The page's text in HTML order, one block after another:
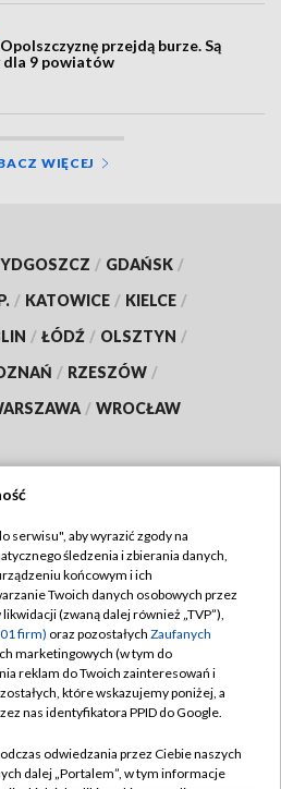
przejdą burze. Są
9 powiatów
WIĘCEJ
/ GDAŃSK /
/ KATOWICE / KIELCE /
/ ŁÓDŹ / OLSZTYN /
/ RZESZÓW /
/ WROCŁAW
TVP
TVP
prywatności
Moje zgody
Pomoc
Kontakt
serwisu", aby wyrazić zgody na
śledzenia i zbierania danych,
końcowym i ich
Twoich danych osobowych przez
(zwaną dalej również „TVP”),
firm) oraz pozostałych Zaufanych
marketingowych (w tym do
reklam do Twoich zainteresowań i
które wskazujemy poniżej, a
nas identyfikatora PPID do Google.
odwiedzania przez Ciebie naszych
dalej „Portalem”, w tym informacje